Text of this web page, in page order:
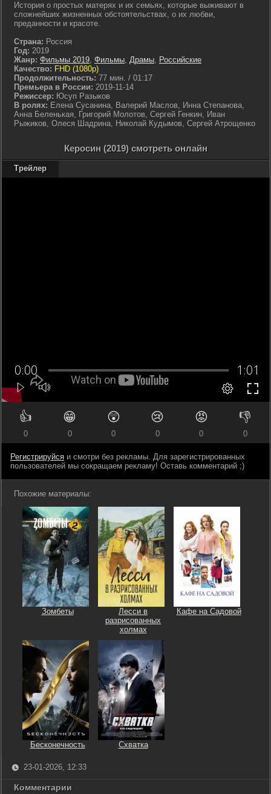
История о простых матерях и их семьях, которые выживают в
сложнейших жизненных обстоятельствах, о их любви,
преданности и красоте.
Страна: Россия
Год: 2019
Жанр: Фильмы 2019, Фильмы, Драмы, Российские
Качество: FHD (1080p)
Продолжительность: 77 мин. / 01:17
Премьера в России: 2019-11-14
Режиссер: Юсуп Разыков
В ролях: Елена Сусанина, Валерий Маслов, Инна Степанова,
Анна Беленькая, Григорий Молотов, Сергей Генкин, Иван
Рыжиков, Олеся Шадрина, Николай Кудымов, Сергей Атрощенко
Керосин (2019) смотреть онлайн
Трейлер
👍
0
😁
0
😲
0
😢
0
😡
0
👎
0
Регистрируйся и смотри без рекламы. Для зарегистрированных
пользователей мы сокращаем рекламу! Оставь комментарий ;)
Похожие материалы:
Зомбеты
Лесси в
разрисованных
холмах
Кафе на Садовой
Бесконечность Схватка
23-01-2026, 12:33
Комментарии